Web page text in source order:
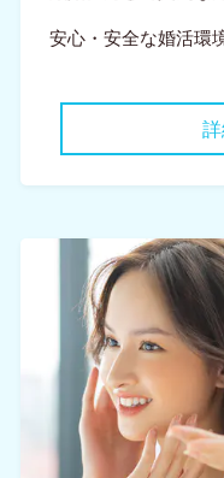
安心・安全な婚活環